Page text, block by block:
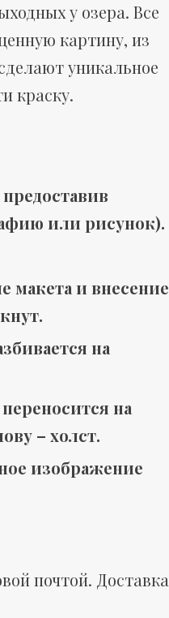
у озера. Все
картину, из
уникальное
краску.
или рисунок).
макета и внесение
на
на
– холст.
изображение
почтой. Доставка